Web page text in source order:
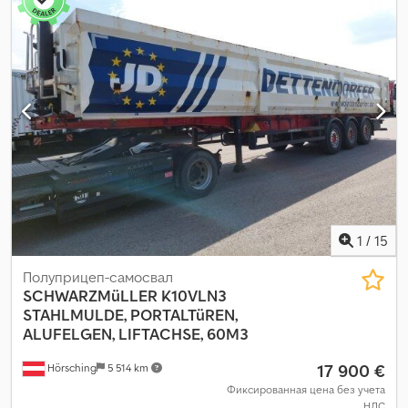
м³, общая ширина:
Оборудование:ABS,
1 / 15
Hörsching 5 514 km
Полуприцеп-самосвал
SCHWARZMüLLER K10VLN3
STAHLMULDE, PORTALTüREN,
ALUFELGEN, LIFTACHSE, 60M3
17 900 €
Фиксированная цена без учета